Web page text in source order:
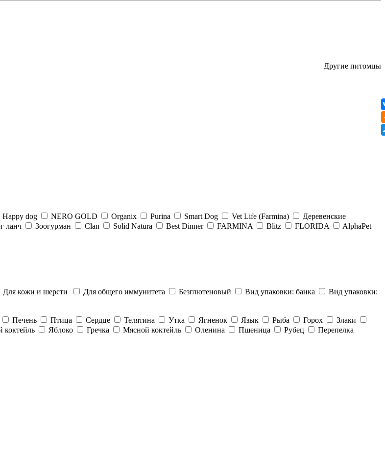
Другие питомцы
Happy dog NERO GOLD Organix Purina Smart Dog Vet Life (Farmina)
Деревенские
ланч Зоогурман Clan Solid Natura Best Dinner FARMINA Blitz FLORIDA
AlphaPet
Для кожи и шерсти Для общего иммунитета Безглютеновый Вид упаковки: банка
Вид упаковки:
Печень Птица Сердце Телятина Утка Ягненок Язык Рыба Горох
Злаки
коктейль Яблоко Гречка Мясной коктейль Оленина Пшеница Рубец Перепелка